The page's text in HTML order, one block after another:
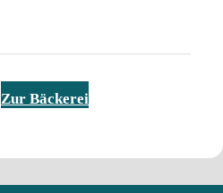
Zur Bäckerei